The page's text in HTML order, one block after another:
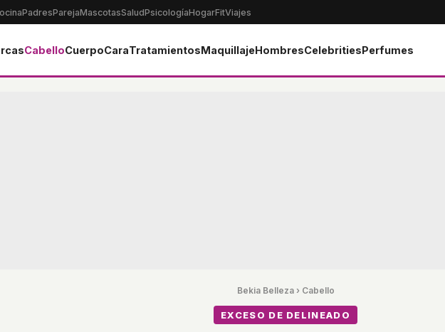
PadresParejaMascotasSaludPsicologíaHogarFitViajes
CabelloCuerpoCaraTratamientosMaquillajeHombresCelebritiesPerfumes
Bekia Belleza› Cabello
EXCESO DE DELINEADO